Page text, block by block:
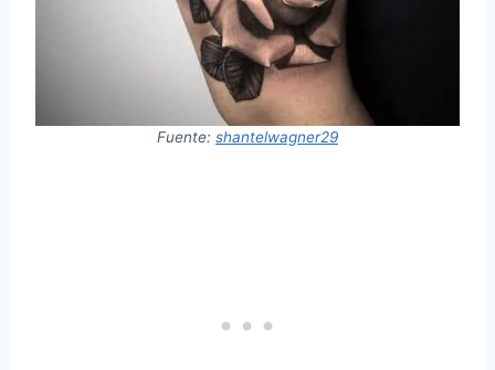
Fuente: shantelwagner29